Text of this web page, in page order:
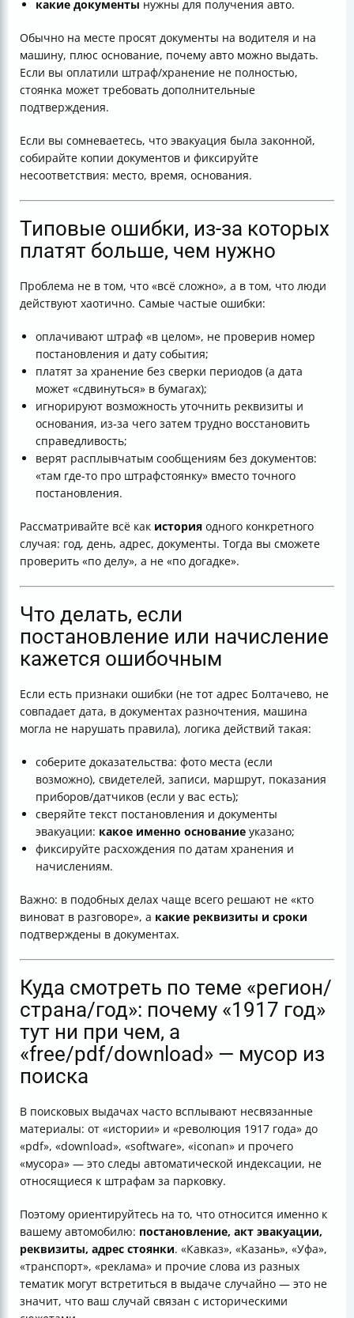
какие документы нужны для получения авто.
Обычно на месте просят документы на водителя и на
машину, плюс основание, почему авто можно выдать.
Если вы оплатили штраф/хранение не полностью,
стоянка может требовать дополнительные
подтверждения.
Если вы сомневаетесь, что эвакуация была законной,
собирайте копии документов и фиксируйте
несоответствия: место, время, основания.
Типовые ошибки, из-за которых
платят больше, чем нужно
Проблема не в том, что «всё сложно», а в том, что люди
действуют хаотично. Самые частые ошибки:
оплачивают штраф «в целом», не проверив номер
постановления и дату события;
платят за хранение без сверки периодов (а дата
может «сдвинуться» в бумагах);
игнорируют возможность уточнить реквизиты и
основания, из‑за чего затем трудно восстановить
справедливость;
верят расплывчатым сообщениям без документов:
«там где-то про штрафстоянку» вместо точного
постановления.
Рассматривайте всё как история одного конкретного
случая: год, день, адрес, документы. Тогда вы сможете
проверить «по делу», а не «по догадке».
Что делать, если
постановление или начисление
кажется ошибочным
Если есть признаки ошибки (не тот адрес Болтачево, не
совпадает дата, в документах разночтения, машина
могла не нарушать правила), логика действий такая:
соберите доказательства: фото места (если
возможно), свидетелей, записи, маршрут, показания
приборов/датчиков (если у вас есть);
сверяйте текст постановления и документы
эвакуации: какое именно основание указано;
фиксируйте расхождения по датам хранения и
начислениям.
Важно: в подобных делах чаще всего решают не «кто
виноват в разговоре», а какие реквизиты и сроки
подтверждены в документах.
Куда смотреть по теме «регион/
страна/год»: почему «1917 год»
тут ни при чем, а
«free/pdf/download» — мусор из
поиска
В поисковых выдачах часто всплывают несвязанные
материалы: от «истории» и «революция 1917 года» до
«pdf», «download», «software», «iconan» и прочего
«мусора» — это следы автоматической индексации, не
относящиеся к штрафам за парковку.
Поэтому ориентируйтесь на то, что относится именно к
вашему автомобилю: постановление, акт эвакуации,
реквизиты, адрес стоянки. «Кавказ», «Казань», «Уфа»,
«транспорт», «реклама» и прочие слова из разных
тематик могут встретиться в выдаче случайно — это не
значит, что ваш случай связан с историческими